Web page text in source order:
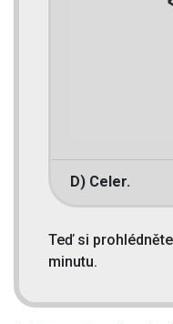
D) Celer.
Teď si
minutu.